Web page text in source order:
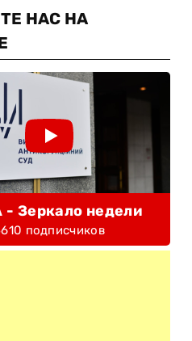
НАС НА
- Зеркало недели
подписчиков